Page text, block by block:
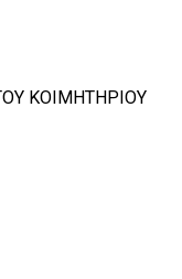
ΚΟΙΜΗΤΗΡΙΟΥ